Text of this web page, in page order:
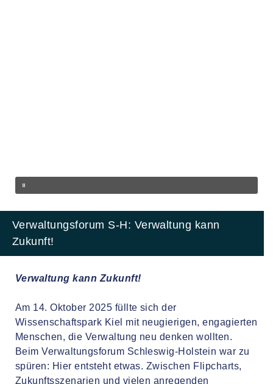
Verwaltungsforum S-H: Verwaltung kann
Zukunft!
Verwaltung kann Zukunft!
Am 14. Oktober 2025 füllte sich der
Wissenschaftspark Kiel mit neugierigen, engagierten
Menschen, die Verwaltung neu denken wollten.
Beim Verwaltungsforum Schleswig-Holstein war zu
spüren: Hier entsteht etwas. Zwischen Flipcharts,
Zukunftsszenarien und vielen anregenden